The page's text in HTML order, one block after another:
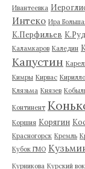
Ивантеевка
Интеко Ира
К.Перфильев
Каламкаров Каледин
Капустин
Кимры Кирвас
Клязьма Князев
Континент
Коршия Корягин
Красногорск Кремль
Кубок ГМО
Курникова Курский